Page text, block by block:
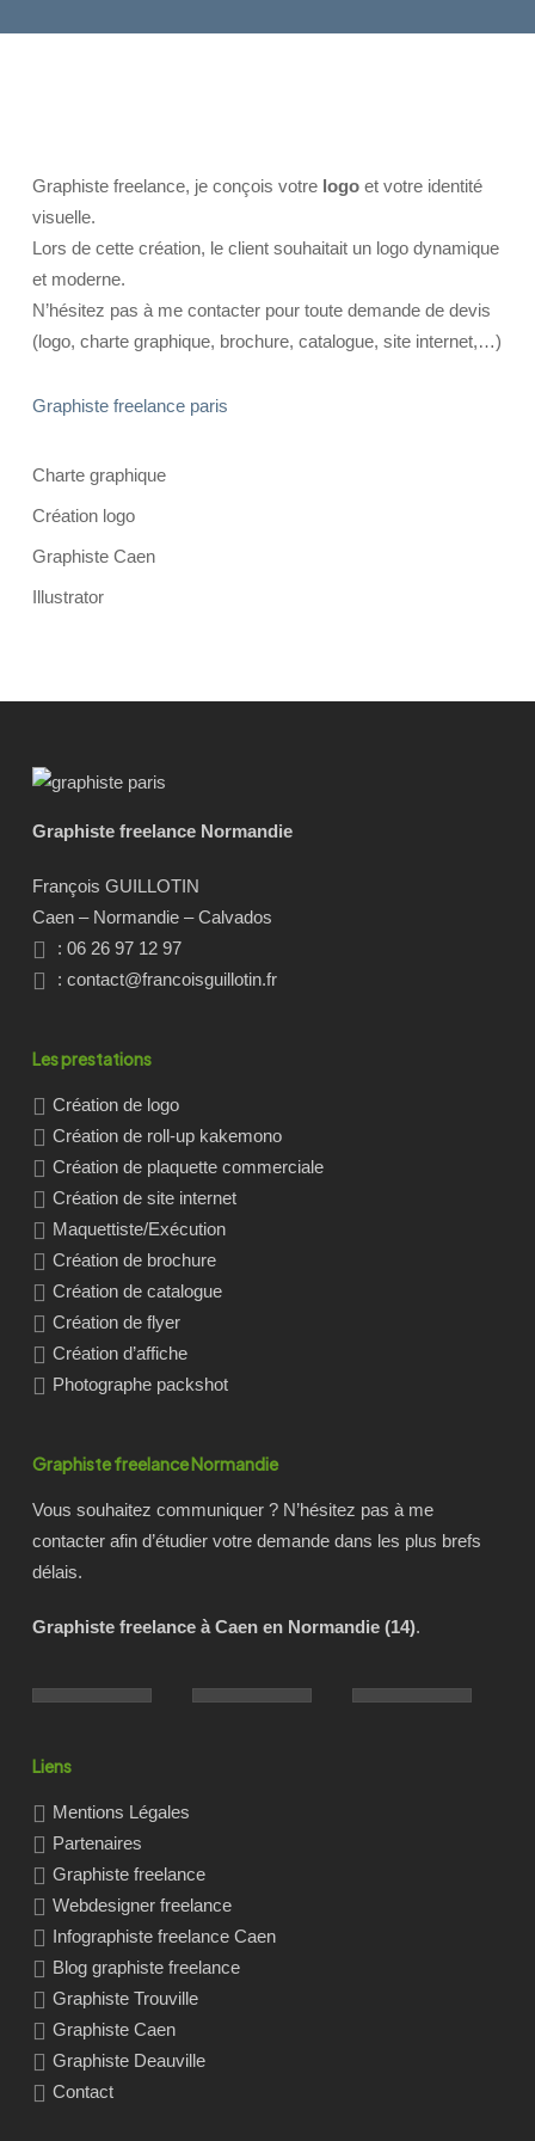
Graphiste freelance, je conçois votre logoet votre identité
visuelle.
Lors de cette création, le client souhaitait un logo dynamique
et moderne.
N’hésitez pas à me contacter pour toute demande de devis
(logo, charte graphique, brochure, catalogue, site internet,…)
Graphiste freelance paris
Charte graphique
Création logo
Graphiste Caen
Illustrator
Graphiste freelance Normandie
François GUILLOTIN
Caen – Normandie – Calvados
: 06 26 97 12 97
:contact@francoisguillotin.fr
Les prestations
Création de logo
Création de roll-up kakemono
Création de plaquette commerciale
Création de site internet
Maquettiste/Exécution
Création de brochure
Création de catalogue
Création de flyer
Création d’affiche
Photographe packshot
Graphiste freelance Normandie
Vous souhaitez communiquer ? N’hésitez pas à me
contacter afin d’étudier votre demande dans les plus brefs
délais.
Graphiste freelance à Caen en Normandie (14).
Liens
Mentions Légales
Partenaires
Graphiste freelance
Webdesigner freelance
Infographiste freelance Caen
Blog graphiste freelance
Graphiste Trouville
Graphiste Caen
Graphiste Deauville
Contact